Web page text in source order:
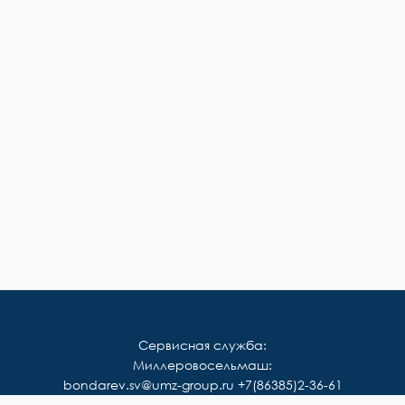
Сервисная служба:
Миллеровосельмаш:
bondarev.sv@umz-group.ru +7(86385)2-36-61